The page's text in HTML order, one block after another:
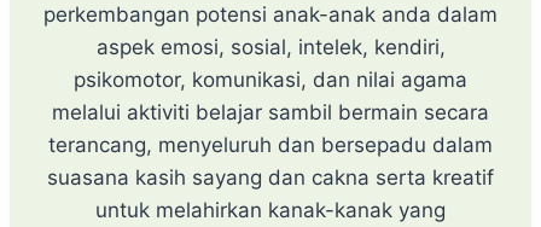
perkembangan potensi anak-anak anda dalam
aspek emosi, sosial, intelek, kendiri,
psikomotor, komunikasi, dan nilai agama
melalui aktiviti belajar sambil bermain secara
terancang, menyeluruh dan bersepadu dalam
suasana kasih sayang dan cakna serta kreatif
untuk melahirkan kanak-kanak yang